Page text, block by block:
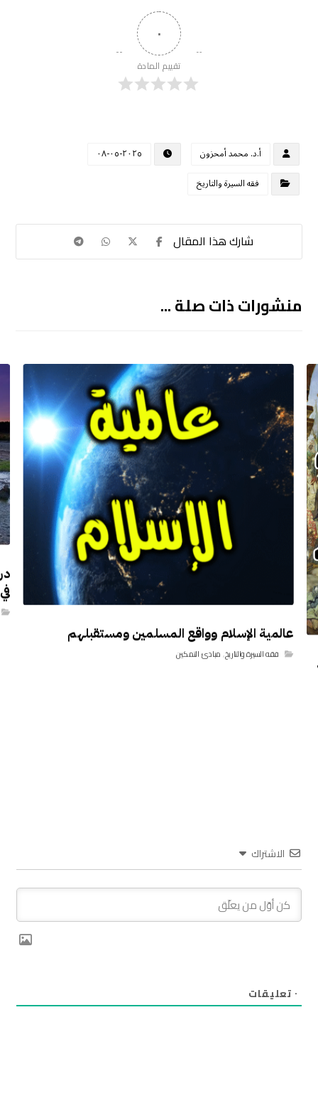
٠
تقييم المادة
أ.د. محمد أمحزون
٢٠٢٥-٠٥-٠٨
فقه السيرة والتاريخ
منشورات ذات صلة ...
عالمية الإسلام وواقع المسلمين ومستقبلهم
فقه السيرة والتاريخ,مبادئ التمكين
الاشتراك
٠ تعليقات